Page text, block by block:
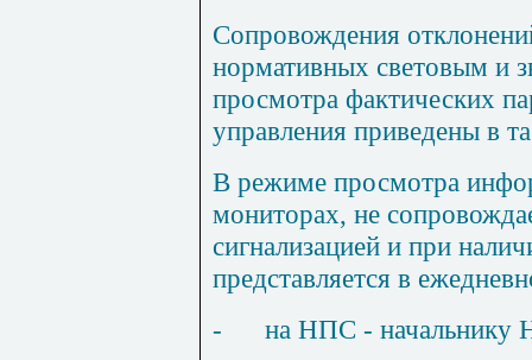
Сопровождения
нормативных световым и
просмотра фактических
управления приведены в
В режиме просмотра
мониторах, не
сигнализацией и при
представляется в
-
на НПС - начальнику